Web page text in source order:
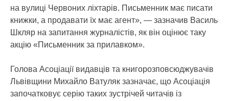
на вулиці Червоних ліхтарів. Письменник має писати
книжки, а продавати їх має агент», — зазначив Василь
Шкляр на запитання журналістів, як він оцінює таку
акцію «Письменник за прилавком».
Голова Асоціації видавців та книгорозповсюджувачів
Львівщини Михайло Ватуляк зазначає, що Асоціація
започатковує серію таких зустрічей читачів із